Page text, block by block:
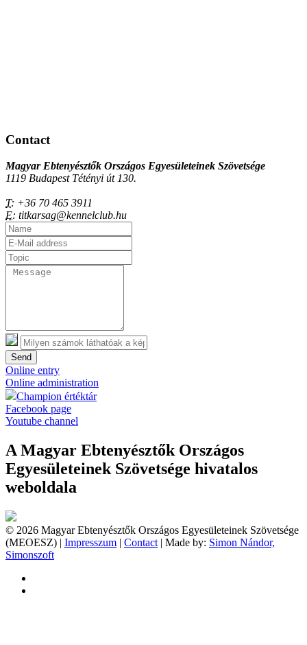
Contact
Magyar Ebtenyésztők Országos Egyesületeinek Szövetsége
1119 Budapest Tétényi út 130.
T: +36 70 465 3911
E: titkarsag@kennelclub.hu
Send
Online entry
Online administration
Champion értéktár
Facebook page
Youtube channel
A Magyar Ebtenyésztők Országos
Egyesületeinek Szövetsége hivatalos
weboldala
© 2026 Magyar Ebtenyésztők Országos Egyesületeinek Szövetsége
(MEOESZ) | Impresszum | Contact | Made by: Simon Nándor,
Simonszoft